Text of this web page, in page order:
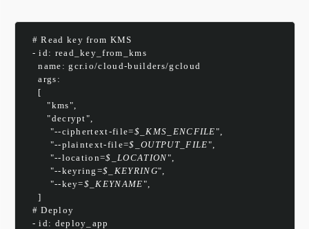
  # Read key from KMS
  - id: read_key_from_kms
    name: gcr.io/cloud-builders/gcloud
args:
[
"kms",
"decrypt",
        "--ciphertext-file=
$_KMS_ENCFILE",
        "--plaintext-file=
$_OUTPUT_FILE",
        "--location=
$_LOCATION",
        "--keyring=
$_KEYRING",
        "--key=
$_KEYNAME",
]
  # Deploy
  - id: deploy_app